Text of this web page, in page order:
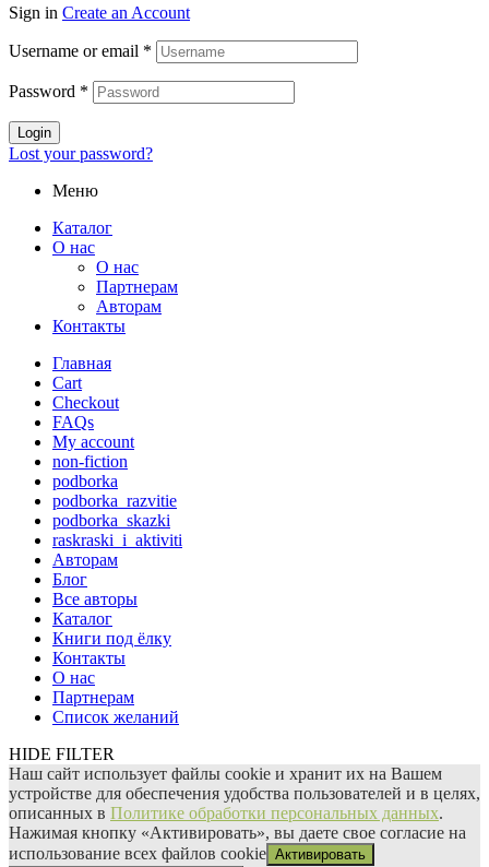
Sign in Create an Account
Username or email *
Password *
Login
Lost your password?
Меню
Каталог
О нас
О нас
Партнерам
Авторам
Контакты
Главная
Cart
Checkout
FAQs
My account
non-fiction
podborka
podborka_razvitie
podborka_skazki
raskraski_i_aktiviti
Авторам
Блог
Все авторы
Каталог
Книги под ёлку
Контакты
О нас
Партнерам
Список желаний
HIDE FILTER
Наш сайт использует файлы сооkіе и хранит их на Вашем
устройстве для обеспечения удобства пользователей и в целях,
описанных в Политике обработки персональных данных.
Нажимая кнопку «Активировать», вы даете свое согласие на
использование всех файлов сооkіе Активировать